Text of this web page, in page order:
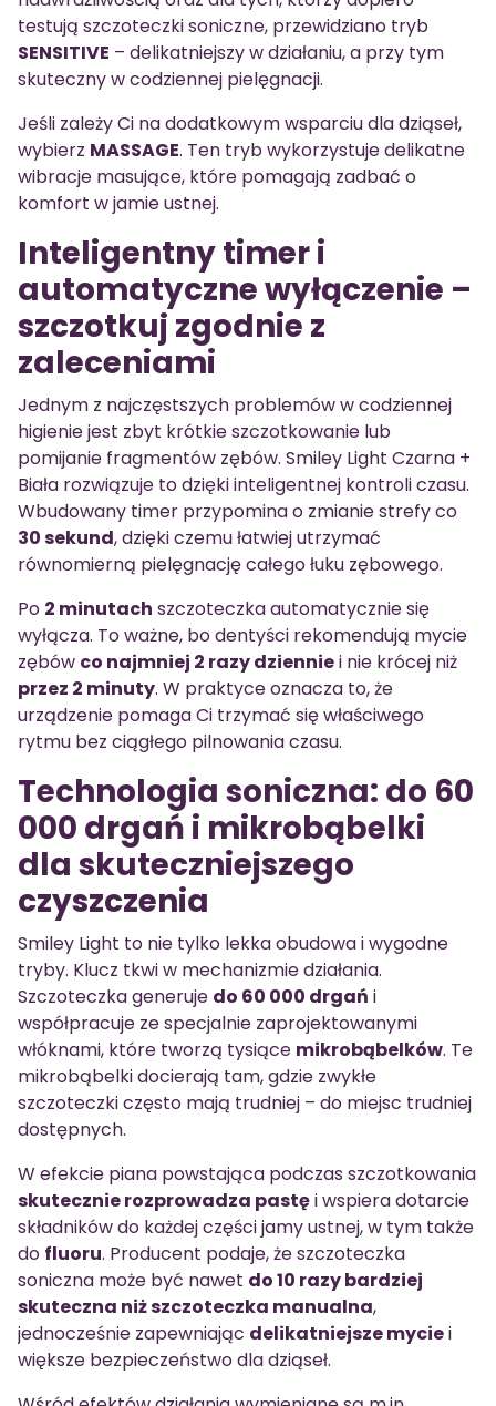
testują szczoteczki soniczne, przewidziano tryb
SENSITIVE – delikatniejszy w działaniu, a przy tym
skuteczny w codziennej pielęgnacji.
Jeśli zależy Ci na dodatkowym wsparciu dla dziąseł,
wybierz MASSAGE. Ten tryb wykorzystuje delikatne
wibracje masujące, które pomagają zadbać o
komfort w jamie ustnej.
Inteligentny timer i
automatyczne wyłączenie –
szczotkuj zgodnie z
zaleceniami
Jednym z najczęstszych problemów w codziennej
higienie jest zbyt krótkie szczotkowanie lub
pomijanie fragmentów zębów. Smiley Light Czarna +
Biała rozwiązuje to dzięki inteligentnej kontroli czasu.
Wbudowany timer przypomina o zmianie strefy co
30 sekund, dzięki czemu łatwiej utrzymać
równomierną pielęgnację całego łuku zębowego.
Po 2 minutach szczoteczka automatycznie się
wyłącza. To ważne, bo dentyści rekomendują mycie
zębów co najmniej 2 razy dzienniei nie krócej niż
przez 2 minuty. W praktyce oznacza to, że
urządzenie pomaga Ci trzymać się właściwego
rytmu bez ciągłego pilnowania czasu.
Technologia soniczna: do 60
000 drgań i mikrobąbelki
dla skuteczniejszego
czyszczenia
Smiley Light to nie tylko lekka obudowa i wygodne
tryby. Klucz tkwi w mechanizmie działania.
Szczoteczka generuje do 60 000 drgań i
współpracuje ze specjalnie zaprojektowanymi
włóknami, które tworzą tysiące mikrobąbelków. Te
mikrobąbelki docierają tam, gdzie zwykłe
szczoteczki często mają trudniej – do miejsc trudniej
dostępnych.
W efekcie piana powstająca podczas szczotkowania
skutecznie rozprowadza pastęi wspiera dotarcie
składników do każdej części jamy ustnej, w tym także
do fluoru. Producent podaje, że szczoteczka
soniczna może być nawet do 10 razy bardziej
skuteczna niż szczoteczka manualna,
jednocześnie zapewniając delikatniejsze myciei
większe bezpieczeństwo dla dziąseł.